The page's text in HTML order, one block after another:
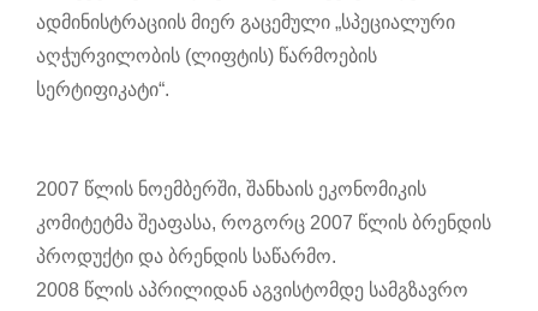
ადმინისტრაციის მიერ გაცემული „სპეციალური
აღჭურვილობის (ლიფტის) წარმოების
სერტიფიკატი“.
2007 წლის ნოემბერში, შანხაის ეკონომიკის
კომიტეტმა შეაფასა, როგორც 2007 წლის ბრენდის
პროდუქტი და ბრენდის საწარმო.
2008 წლის აპრილიდან აგვისტომდე სამგზავრო